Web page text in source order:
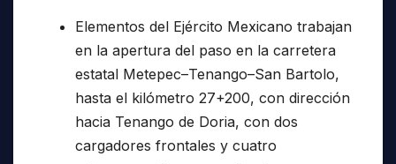
Elementos del Ejército Mexicano trabajan
en la apertura del paso en la carretera
estatal Metepec–Tenango–San Bartolo,
hasta el kilómetro 27+200, con dirección
hacia Tenango de Doria, con dos
cargadores frontales y cuatro